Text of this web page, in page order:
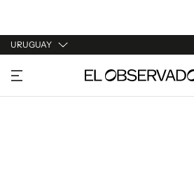
URUGUAY
URUGUAY
ARGENTINA